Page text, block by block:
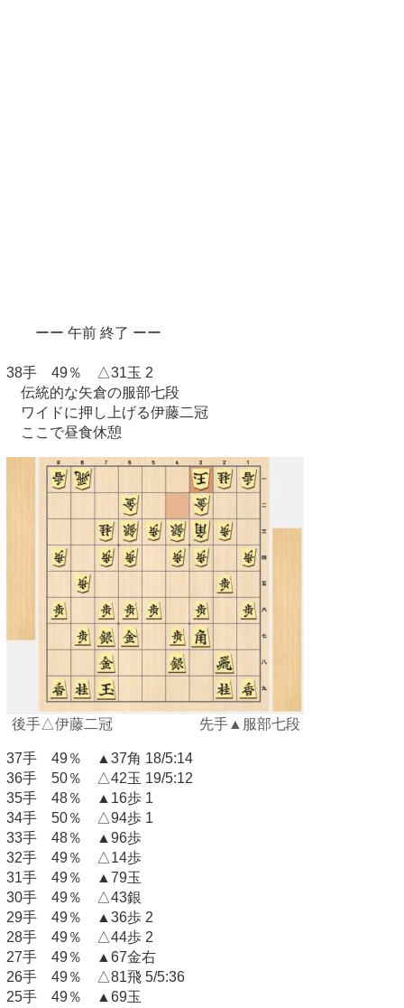
ーー 午前 終了 ーー
38手 49％ △31玉 2
伝統的な矢倉の服部七段
ワイドに押し上げる伊藤二冠
ここで昼食休憩
後手△伊藤二冠 先手▲服部七段
37手 49％ ▲37角 18/5:14
36手 50％ △42玉 19/5:12
35手 48％ ▲16歩 1
34手 50％ △94歩 1
33手 48％ ▲96歩
32手 49％ △14歩
31手 49％ ▲79玉
30手 49％ △43銀
29手 49％ ▲36歩 2
28手 49％ △44歩 2
27手 49％ ▲67金右
26手 49％ △81飛 5/5:36
25手 49％ ▲69玉